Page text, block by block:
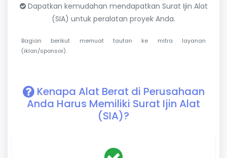
Dapatkan kemudahan mendapatkan Surat Ijin Alat
(SIA) untuk peralatan proyek Anda.
Bagian berikut memuat tautan ke mitra layanan
(iklan/sponsor).
Kenapa Alat Berat di Perusahaan
Anda Harus Memiliki Surat Ijin Alat
(SIA)?